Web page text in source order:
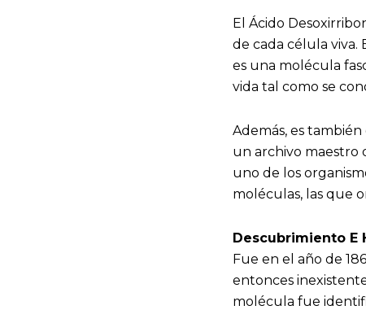
El Ácido
de cada célula viva.
es una molécula
vida tal como se
Además, es
un archivo maestro
uno de los
moléculas, las que
Descubrimiento E
Fue en el año de
entonces
molécula fue